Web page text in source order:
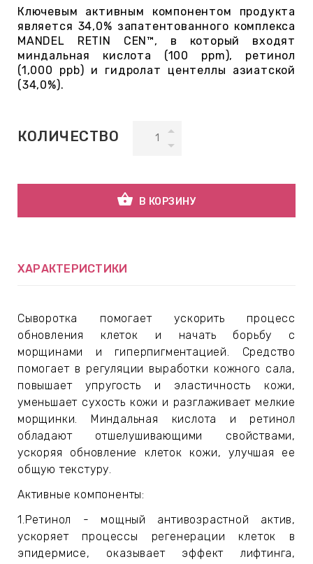
И
ТЕЙПЫ
keyboard_arrow_right
Ключевым активным компонентом продукта
является 34,0% запатентованного комплекса
MANDEL RETIN CEN™, в который входят
миндальная кислота (100 ppm), ретинол
(1,000 ppb) и гидролат центеллы азиатской
(34,0%).
КОЛИЧЕСТВО
shopping_basket В КОРЗИНУ
ХАРАКТЕРИСТИКИ
Сыворотка помогает ускорить процесс
обновления клеток и начать борьбу с
морщинами и гиперпигментацией. Средство
помогает в регуляции выработки кожного сала,
повышает упругость и эластичность кожи,
уменьшает сухость кожи и разглаживает мелкие
морщинки. Миндальная кислота и ретинол
обладают отшелушивающими свойствами,
ускоряя обновление клеток кожи, улучшая ее
общую текстуру.
Активные компоненты:
1.Ретинол - мощный антивозрастной актив,
ускоряет процессы регенерации клеток в
эпидермисе, оказывает эффект лифтинга,